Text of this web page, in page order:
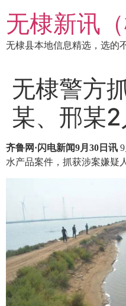
到
内
容
无棣新讯（
无棣县本地信息精选，选的
无棣警方
某、邢某2
齐鲁网·闪电新闻9月30日讯
水产品案件，抓获涉案嫌疑